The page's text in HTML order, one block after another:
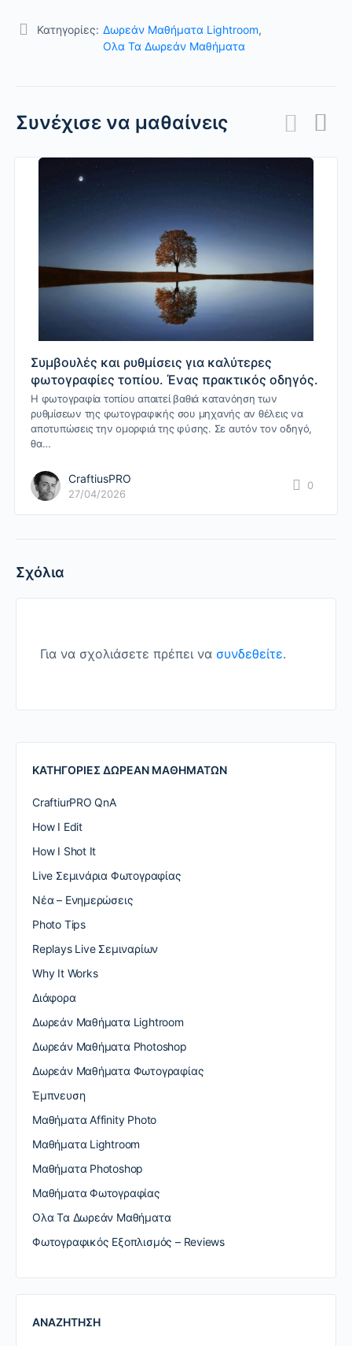
Κατηγορίες: Δωρεάν Μαθήματα Lightroom,
Ολα Τα Δωρεάν Μαθήματα
Συνέχισε να μαθαίνεις
Συμβουλές και ρυθμίσεις για καλύτερες
φωτογραφίες τοπίου. Ένας πρακτικός οδηγός.
Η φωτογραφία τοπίου απαιτεί βαθιά κατανόηση των
ρυθμίσεων της φωτογραφικής σου μηχανής αν θέλεις να
αποτυπώσεις την ομορφιά της φύσης. Σε αυτόν τον οδηγό,
θα…
CraftiusPRO
27/04/2026
0
Σχόλια
Για να σχολιάσετε πρέπει να συνδεθείτε.
ΚΑΤΗΓΟΡΙΕΣ ΔΩΡΕΑΝ ΜΑΘΗΜΑΤΩΝ
CraftiurPRO QnA
How I Edit
How I Shot It
Live Σεμινάρια Φωτογραφίας
Nέα – Ενημερώσεις
Photo Tips
Replays Live Σεμιναρίων
Why It Works
Διάφορα
Δωρεάν Μαθήματα Lightroom
Δωρεάν Μαθήματα Photoshop
Δωρεάν Μαθήματα Φωτογραφίας
Έμπνευση
Μαθήματα Affinity Photo
Μαθήματα Lightroom
Μαθήματα Photoshop
Μαθήματα Φωτογραφίας
Ολα Τα Δωρεάν Μαθήματα
Φωτογραφικός Εξοπλισμός – Reviews
ΑΝΑΖΗΤΗΣΗ